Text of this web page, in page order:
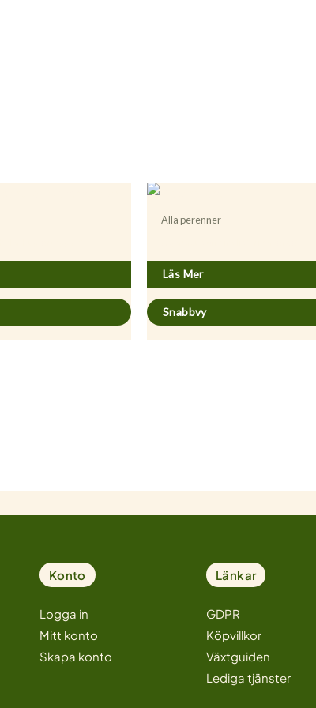
Alla perenner
Läs Mer
Snabbvy
Konto
Logga in
Mitt konto
Skapa konto
Länkar
GDPR
Köpvillkor
Växtguiden
Lediga tjänster